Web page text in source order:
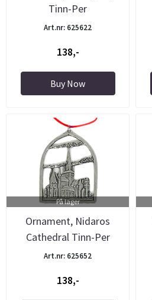
Tinn-Per
Art.nr: 625622
138,-
Buy Now
På lager
Ornament, Nidaros
Cathedral Tinn-Per
Art.nr: 625652
138,-